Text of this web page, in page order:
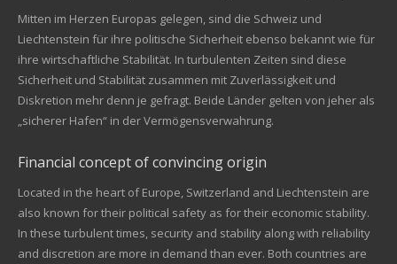
Mitten im Herzen Europas gelegen, sind die Schweiz und
Liechtenstein für ihre politische Sicherheit ebenso bekannt wie für
ihre wirtschaftliche Stabilität. In turbulenten Zeiten sind diese
Sicherheit und Stabilität zusammen mit Zuverlässigkeit und
Diskretion mehr denn je gefragt. Beide Länder gelten von jeher als
„sicherer Hafen“ in der Vermögensverwahrung.
Financial concept of convincing origin
Located in the heart of Europe, Switzerland and Liechtenstein are
also known for their political safety as for their economic stability.
In these turbulent times, security and stability along with reliability
and discretion are more in demand than ever. Both countries are
Kundenbewertungen und Erfahrungen zu
EM Global Service AG